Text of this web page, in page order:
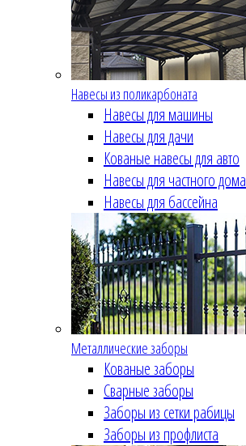
Навесы из поликарбоната
Навесы для машины
Навесы для дачи
Кованые навесы для авто
Навесы для частного дома
Навесы для бассейна
Металлические заборы
Кованые заборы
Сварные заборы
Заборы из сетки рабицы
Заборы из профлиста